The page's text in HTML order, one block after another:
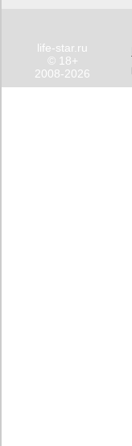
life-star.ru
© 18+
2008-2026